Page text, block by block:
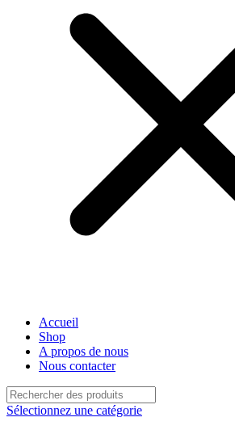
Accueil
Shop
A propos de nous
Nous contacter
Sélectionnez une catégorie